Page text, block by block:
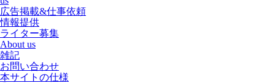
広告掲載&仕事依頼
情報提供
ライター募集
About us
雑記
お問い合わせ
本サイトの仕様